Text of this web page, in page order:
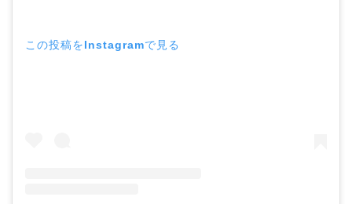
この投稿をInstagramで見る